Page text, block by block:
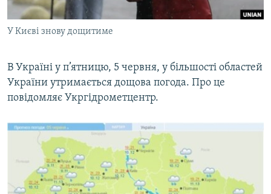
ПОДКАСТИ
РУС
УКР
ДОЛУЧАЙСЯ!
У Києві знову дощитиме
В Україні у п’ятницю, 5 червня, у більшості областей
України утримається дощова погода. Про це
повідомляє Укргідрометцентр.